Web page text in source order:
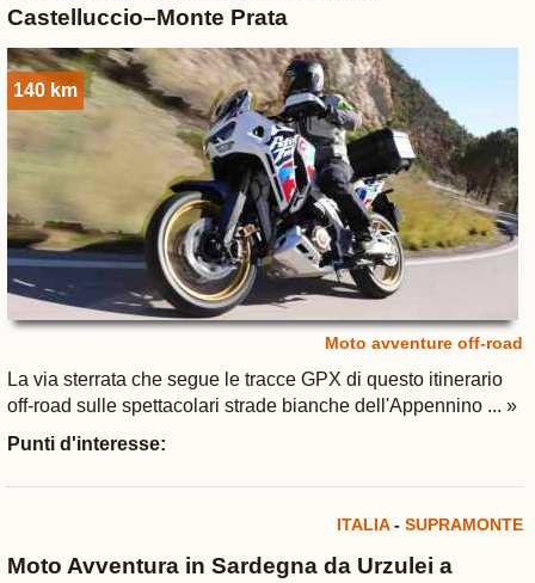
Castelluccio–Monte Prata
140 km
Moto avventure off-road
La via sterrata che segue le tracce GPX di questo itinerario
off-road sulle spettacolari strade bianche dell'Appennino ... »
Punti d'interesse:
ITALIA- SUPRAMONTE
Moto Avventura in Sardegna da Urzulei a